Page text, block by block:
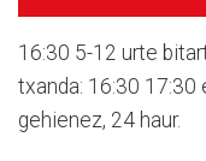
16:30 5-12 urte
txanda: 16:30 17:30
gehienez, 24 haur.